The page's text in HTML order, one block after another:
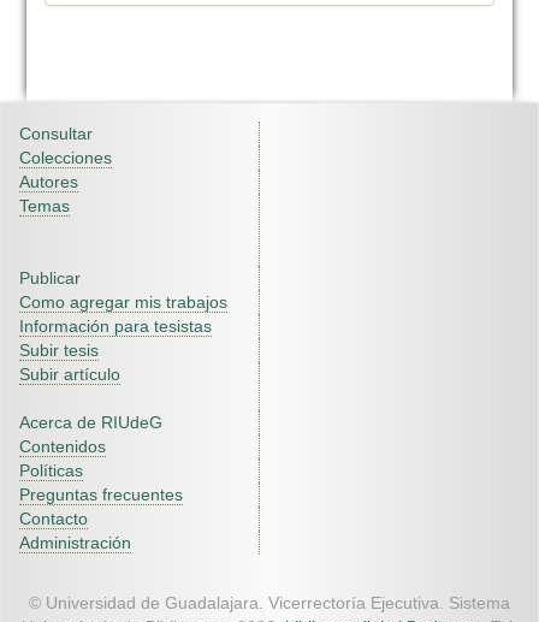
Consultar
Colecciones
Autores
Temas
Publicar
Como agregar mis trabajos
Información para tesistas
Subir tesis
Subir artículo
Acerca de RIUdeG
Contenidos
Políticas
Preguntas frecuentes
Contacto
Administración
© Universidad de Guadalajara. Vicerrectoría Ejecutiva. Sistema